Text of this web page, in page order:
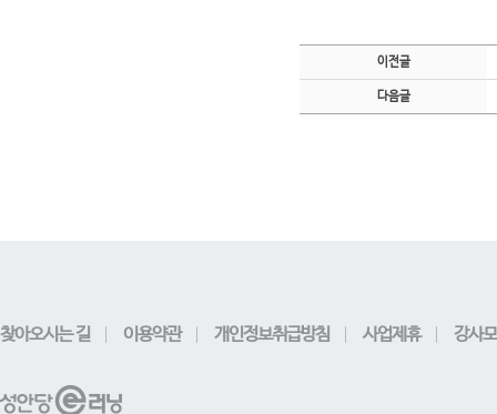
이전글
다음글
찾아오시는 길 이용약관 개인정보취급방침 사업제휴 강사